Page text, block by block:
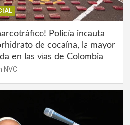
Policía incauta
de cocaína, la mayor
en las vías de Colombia
NVC